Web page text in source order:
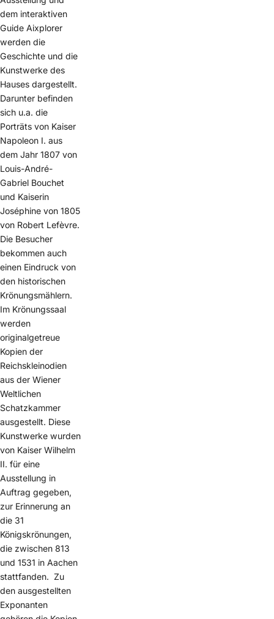
dem interaktiven
Guide Aixplorer
werden die
Geschichte und die
Kunstwerke des
Hauses dargestellt.
Darunter befinden
sich u.a. die
Porträts von Kaiser
Napoleon I. aus
dem Jahr 1807 von
Louis-André-
Gabriel Bouchet
und Kaiserin
Joséphine von 1805
von Robert Lefèvre.
Die Besucher
bekommen auch
einen Eindruck von
den historischen
Krönungsmählern.
Im Krönungssaal
werden
originalgetreue
Kopien der
Reichskleinodien
aus der Wiener
Weltlichen
Schatzkammer
ausgestellt. Diese
Kunstwerke wurden
von Kaiser Wilhelm
II. für eine
Ausstellung in
Auftrag gegeben,
zur Erinnerung an
die 31
Königskrönungen,
die zwischen 813
und 1531 in Aachen
stattfanden. Zu
den ausgestellten
Exponanten